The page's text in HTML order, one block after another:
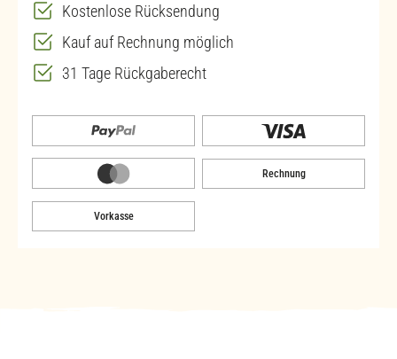
Kostenlose Rücksendung
Kauf auf Rechnung möglich
31 Tage Rückgaberecht
Rechnung
Vorkasse